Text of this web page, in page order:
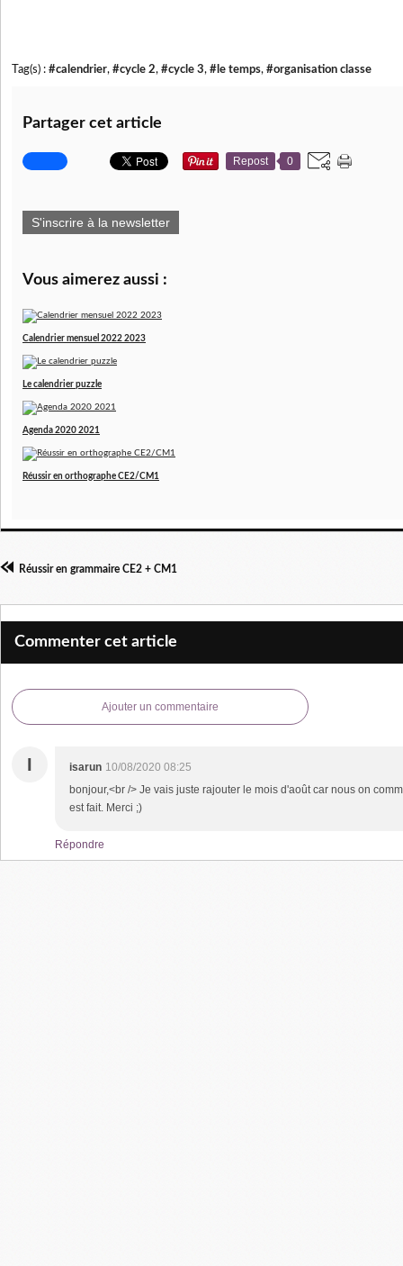
Tag(s) : #calendrier, #cycle 2, #cycle 3, #le temps, #organisation classe
Partager cet article
Repost 0
S'inscrire à la newsletter
Vous aimerez aussi :
Calendrier mensuel 2022 2023
Le calendrier puzzle
Agenda 2020 2021
Réussir en orthographe CE2/CM1
Réussir en grammaire CE2 + CM1
Commenter cet article
Ajouter un commentaire
I isarun 10/08/2020 08:25
bonjour,<br /> Je vais juste rajouter le mois d'août car nous on
est fait. Merci ;)
Répondre